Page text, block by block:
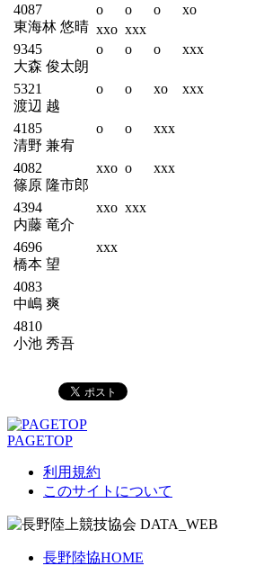
4087
東海林 悠晴
o o o
xo
xxo xxx
9345
大森 俊太朗
o o o xxx
5321
渡辺 越
o o xo xxx
4185
清野 兼宥
o o xxx
4082
篠原 隆市郎
xxo o xxx
4394
内藤 竜介
xxo xxx
4696
橋本 望
xxx
4083
中嶋 爽
4810
小池 秀吾
PAGETOP
利用規約
このサイトについて
長野陸協HOME